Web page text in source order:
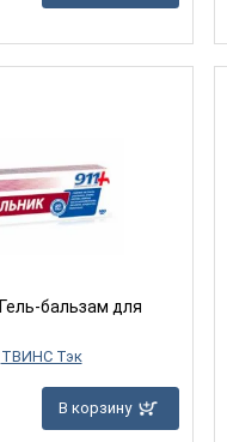
бальзам для
ТВИНС Тэк
В корзину